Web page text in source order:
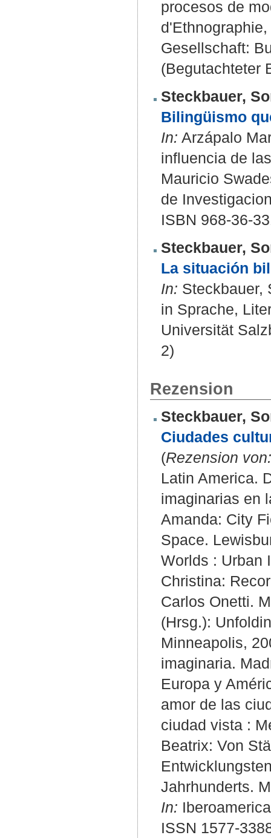
procesos de
Gesellschaft:
(Begutachteter
Steckbauer,
Bilingüismo
In: Arzápalo
influencia de
Mauricio
de
ISBN 968-36-
Steckbauer,
La situación
In: Steckbauer,
in Sprache,
Universität
2)
Rezension
Steckbauer,
Ciudades
(Rezension von:
Latin America.
imaginarias en
Amanda: City
Space.
Worlds : Urban
Christina:
Carlos Onetti.
(Hrsg.):
Minneapolis,
imaginaria.
Europa y
amor de las
ciudad vista :
Beatrix: Von
Jahrhunderts.
In:
ISSN 1577-